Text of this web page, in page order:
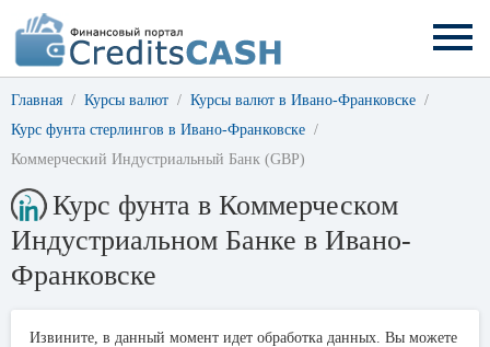
Главная Курсы валют
Курсы валют в Ивано-Франковске
Курс фунта стерлингов в Ивано-Франковске
Коммерческий Индустриальный Банк (GBP)
Курс фунта в Коммерческом
Индустриальном Банке в Ивано-
Франковске
Извините, в данный момент идет обработка данных. Вы можете